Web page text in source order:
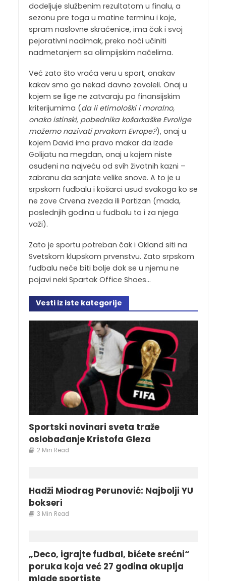
dodeljuje službenim rezultatom u finalu, a
sezonu pre toga u matine terminu i koje,
spram naslovne skraćenice, ima čak i svoj
pejorativni nadimak, preko noći učiniti
nadmetanjem sa olimpijskim načelima.
Već zato što vraća veru u sport, onakav
kakav smo ga nekad davno zavoleli. Onaj u
kojem se lige ne zatvaraju po finansijskim
kriterijumima (da li etimološki i moralno,
onako istinski, pobednika košarkaške Evrolige
možemo nazivati prvakom Evrope?), onaj u
kojem David ima pravo makar da izađe
Golijatu na megdan, onaj u kojem niste
osuđeni na najveću od svih životnih kazni –
zabranu da sanjate velike snove. A to je u
srpskom fudbalu i košarci usud svakoga ko se
ne zove Crvena zvezda ili Partizan (mada,
poslednjih godina u fudbalu to i za njega
važi).
Zato je sportu potreban čak i Okland siti na
Svetskom klupskom prvenstvu. Zato srpskom
fudbalu neće biti bolje dok se u njemu ne
pojavi neki Spartak Office Shoes…
Vesti iz iste kategorije
Sportski novinari sveta traže
oslobađanje Kristofa Gleza
2 Min Read
Hadži Miodrag Perunović: Najbolji YU
bokseri
3 Min Read
„Deco, igrajte fudbal, bićete srećni“
poruka koja već 27 godina okuplja